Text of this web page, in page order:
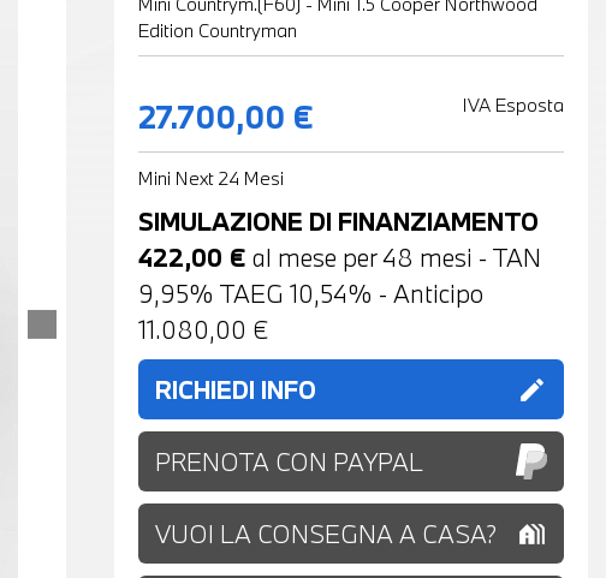
Edition Countryman
27.700,00 € IVA Esposta
Mini Next 24 Mesi
SIMULAZIONE DI FINANZIAMENTO
422,00 € al mese per48 mesi - TAN
9,95% TAEG 10,54% - Anticipo
11.080,00 €
RICHIEDI INFO
edit
PRENOTA CON PAYPAL
VUOI LA CONSEGNA A CASA? holiday_village